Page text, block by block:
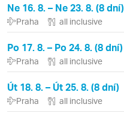
Ne 16. 8. – Ne 23. 8. (8 dní)
Praha all inclusive
Po 17. 8. – Po 24. 8. (8 dní)
Praha all inclusive
Út 18. 8. – Út 25. 8. (8 dní)
Praha all inclusive